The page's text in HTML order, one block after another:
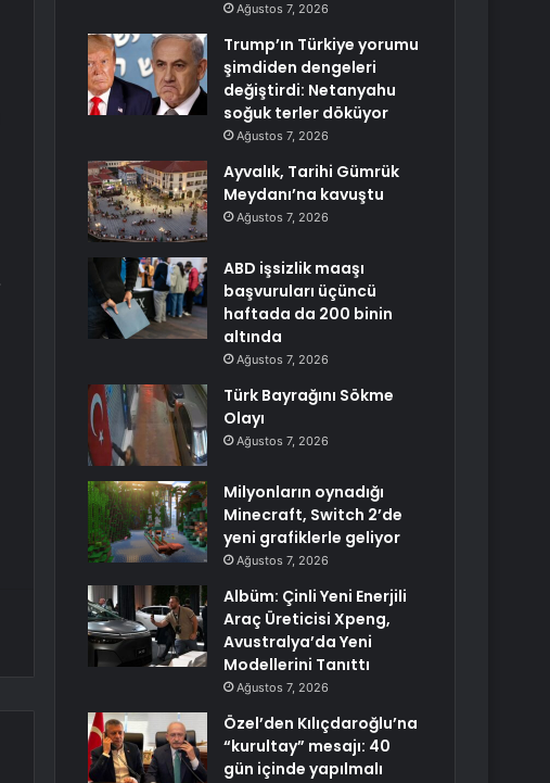
Ağustos 7, 2026
Trump’ın Türkiye yorumu
şimdiden dengeleri
değiştirdi: Netanyahu
soğuk terler döküyor
Ağustos 7, 2026
Ayvalık, Tarihi Gümrük
Meydanı’na kavuştu
Ağustos 7, 2026
ABD işsizlik maaşı
başvuruları üçüncü
haftada da 200 binin
altında
Ağustos 7, 2026
Türk Bayrağını Sökme
Olayı
Ağustos 7, 2026
Milyonların oynadığı
Minecraft, Switch 2’de
yeni grafiklerle geliyor
Ağustos 7, 2026
Albüm: Çinli Yeni Enerjili
Araç Üreticisi Xpeng,
Avustralya’da Yeni
Modellerini Tanıttı
Ağustos 7, 2026
Özel’den Kılıçdaroğlu’na
“kurultay” mesajı: 40
gün içinde yapılmalı